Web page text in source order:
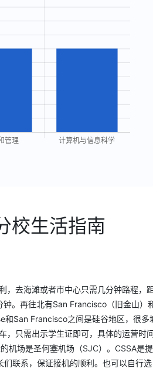
校生活指南
，去海滩或者市中心只需几分钟路程，
。再往北有San Francisco（旧金山）
San Francisco之间是硅谷地区，很多
，只需出示学生证即可，具体的运营时
机场是圣何塞机场（SJC）。CSSA是提
联系，保证接机的顺利。也可以自行选